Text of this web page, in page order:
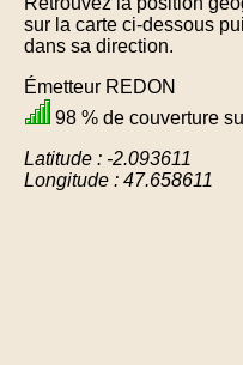
sur la carte ci-dessous
dans sa direction.
Émetteur REDON
98 % de couverture
Latitude : -2.093611
Longitude : 47.658611